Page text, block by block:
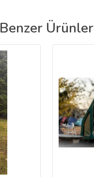
Benzer Ürünler